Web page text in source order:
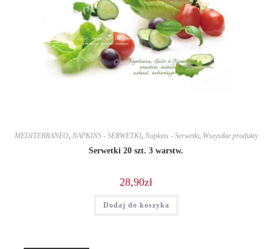
MEDITERRANEO, NAPKINS - SERWETKI, Napkins - Serwetki, Wszystkie produkty
Serwetki 20 szt. 3 warstw.
28,90zł
Dodaj do koszyka